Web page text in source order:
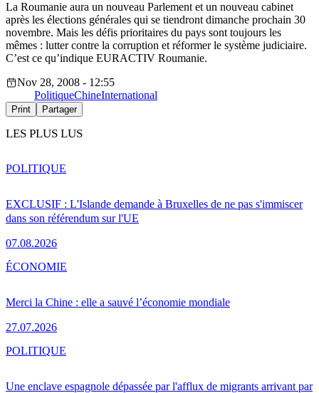
La Roumanie aura un nouveau Parlement et un nouveau cabinet
après les élections générales qui se tiendront dimanche prochain 30
novembre. Mais les défis prioritaires du pays sont toujours les
mêmes : lutter contre la corruption et réformer le système judiciaire.
C’est ce qu’indique EURACTIV Roumanie.
Nov 28, 2008 - 12:55
PolitiqueChineInternational
Print Partager
LES PLUS LUS
EXCLUSIF : L'Islande demande à Bruxelles de ne pas s'immiscer
dans son référendum sur l'UE
07.08.2026
POLITIQUE
Merci la Chine : elle a sauvé l’économie mondiale
27.07.2026
ÉCONOMIE
Une enclave espagnole dépassée par l'afflux de migrants arrivant par
POLITIQUE